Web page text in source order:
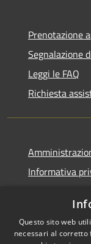
Prenotazione
Segnalazione
Leggi le FAQ
Richiesta
Informativa
Dichiarazione
Questo sito web
necessari al corretto